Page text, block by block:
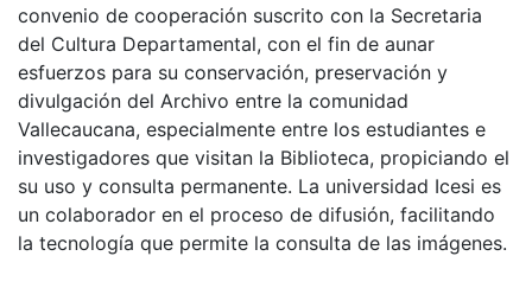
convenio de cooperación suscrito con la Secretaria
del Cultura Departamental, con el fin de aunar
esfuerzos para su conservación, preservación y
divulgación del Archivo entre la comunidad
Vallecaucana, especialmente entre los estudiantes e
investigadores que visitan la Biblioteca, propiciando el
su uso y consulta permanente. La universidad Icesi es
un colaborador en el proceso de difusión, facilitando
la tecnología que permite la consulta de las imágenes.